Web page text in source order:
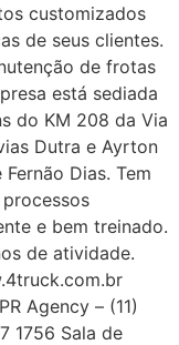
customizados
de seus clientes.
de frotas
está sediada
do KM 208 da Via
Dutra e Ayrton
Dias. Tem
e bem treinado.
de atividade.
Agency – (11)
1756 Sala de